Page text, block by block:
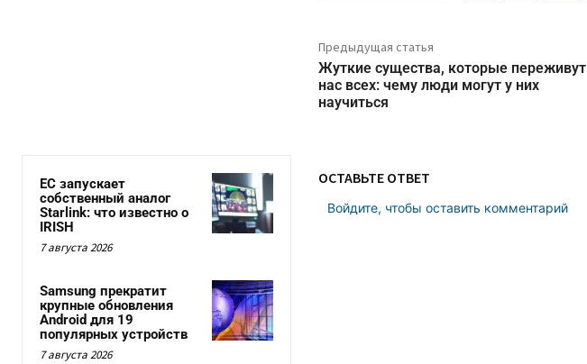
Предыдущая статья
Жуткие существа, которые переживут
нас всех: чему люди могут у них
научиться
ЕС запускает
собственный аналог
Starlink: что известно о
IRISH
7 августа 2026
Samsung прекратит
крупные обновления
Android для 19
популярных устройств
7 августа 2026
ОСТАВЬТЕ ОТВЕТ
Войдите, чтобы оставить комментарий